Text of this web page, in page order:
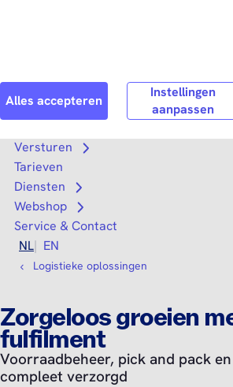
Search
Versturen
Open submenu
Tarieven
Diensten
Open submenu
Webshop
Open submenu
Service & Contact
NL
EN
Logistieke oplossingen
Zorgeloos groeien
fulfilment
Voorraadbeheer, pick and pack
compleet verzorgd